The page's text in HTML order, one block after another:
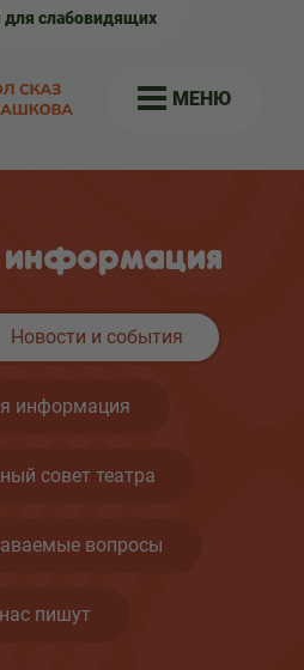
для слабовидящих
МЕНЮ
информация
Новости и события
информация
совет театра
вопросы
пишут